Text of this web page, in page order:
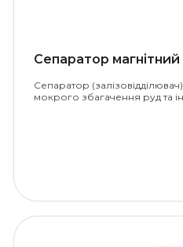
Сепаратор
Сепаратор
мокрого збагачення руд та